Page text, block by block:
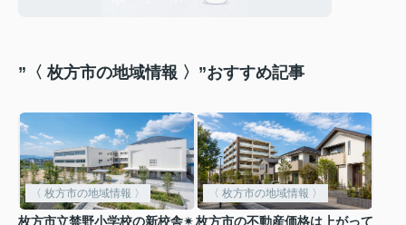
”〈 枚方市の地域情報 〉”おすすめ記事
〈 枚方市の地域情報 〉
枚方市立禁野小学校の新校舎✴︎
〈 枚方市の地域情報 〉
枚方市の不動産価格は上がって